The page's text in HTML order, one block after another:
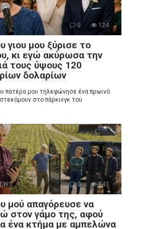
0 124
γιου μου ξύρισε το
κι εγώ ακύρωσα την
τους ύψους 120
δολαρίων
πατέρα μου τηλεφώνησε ένα πρωινό
στο πάρκινγκ του
0 943
μού απαγόρευσε να
στον γάμο της, αφού
ένα κτήμα με αμπελώνα